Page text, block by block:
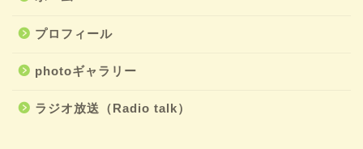
プロフィール
photoギャラリー
ラジオ放送（Radio talk）